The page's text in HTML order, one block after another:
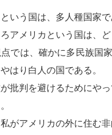
いう国は、多人種国家
アメリカという国は、
では、確かに多民族国
はり白人の国である。
批判を避けるためにや
がアメリカの外に住む